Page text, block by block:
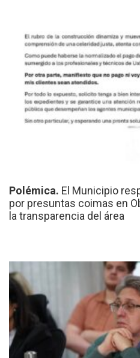
Polémica. El Municipio
por presuntas coimas en
la transparencia del área